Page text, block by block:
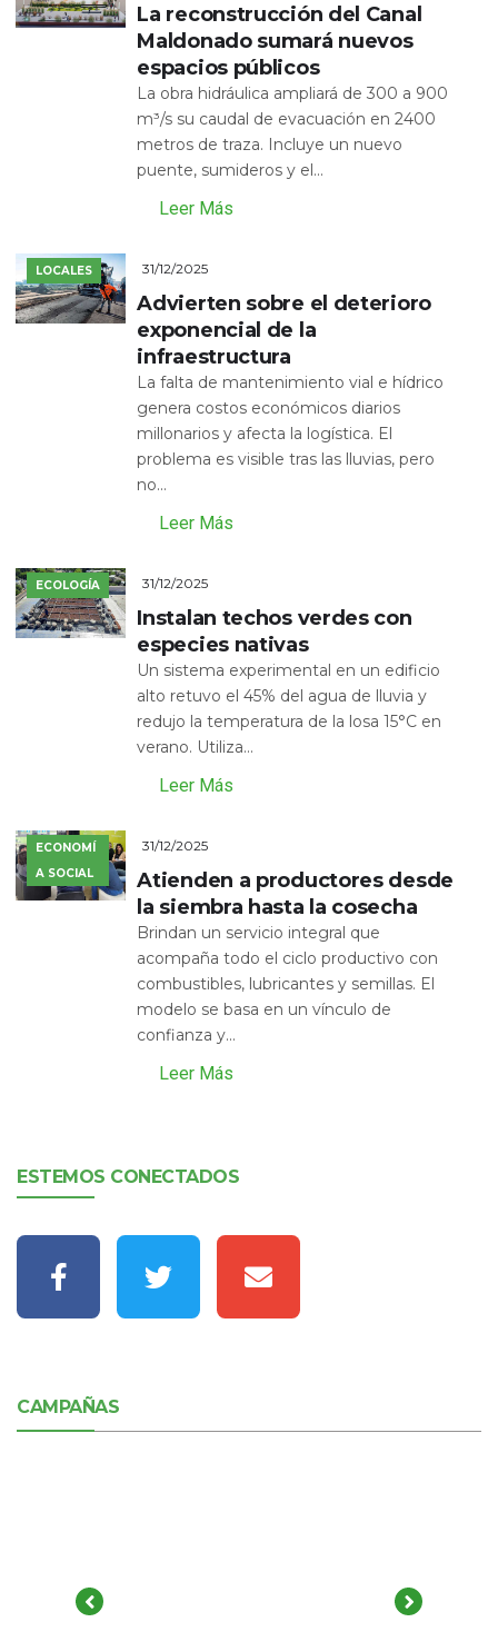
La reconstrucción del Canal
Maldonado sumará nuevos
espacios públicos
La obra hidráulica ampliará de 300 a 900
m³/s su caudal de evacuación en 2400
metros de traza. Incluye un nuevo
puente, sumideros y el...
Leer Más
LOCALES 31/12/2025
Advierten sobre el deterioro
exponencial de la
infraestructura
La falta de mantenimiento vial e hídrico
genera costos económicos diarios
millonarios y afecta la logística. El
problema es visible tras las lluvias, pero
no...
Leer Más
ECOLOGÍA 31/12/2025
Instalan techos verdes con
especies nativas
Un sistema experimental en un edificio
alto retuvo el 45% del agua de lluvia y
redujo la temperatura de la losa 15°C en
verano. Utiliza...
Leer Más
ECONOMÍ
A SOCIAL
31/12/2025
Atienden a productores desde
la siembra hasta la cosecha
Brindan un servicio integral que
acompaña todo el ciclo productivo con
combustibles, lubricantes y semillas. El
modelo se basa en un vínculo de
confianza y...
Leer Más
ESTEMOS CONECTADOS
CAMPAÑAS